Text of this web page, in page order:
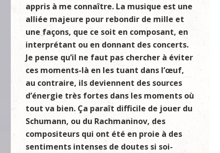
appris à me connaître. La musique est une
alliée majeure pour rebondir de mille et
une façons, que ce soit en composant, en
interprétant ou en donnant des concerts.
Je pense qu’il ne faut pas chercher à éviter
ces moments-là en les tuant dans l’œuf,
au contraire, ils deviennent des sources
d’énergie très fortes dans les moments où
tout va bien. Ça paraît difficile de jouer du
Schumann, ou du Rachmaninov, des
compositeurs qui ont été en proie à des
sentiments intenses de doutes si soi-